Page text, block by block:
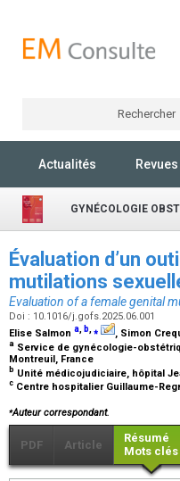
Rechercher
Actualités Revues
GYNÉCOLOGIE
Évaluation d’un
mutilations
Evaluation of a female genital
Doi : 10.1016/j.gofs.2025.06.001
Elise Salmon a, b,⁎ , Simon
a Service de gynécologie-
Montreuil, France
b Unité médicojudiciaire, hôpital
c Centre hospitalier Guillaume-
⁎Auteur correspondant.
PDF Article
Résumé
Mots clés